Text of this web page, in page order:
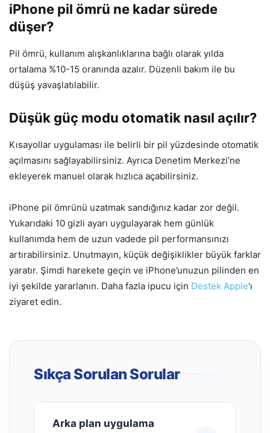
iPhone pil ömrü ne kadar sürede
düşer?
Pil ömrü, kullanım alışkanlıklarına bağlı olarak yılda
ortalama %10-15 oranında azalır. Düzenli bakım ile bu
düşüş yavaşlatılabilir.
Düşük güç modu otomatik nasıl açılır?
Kısayollar uygulaması ile belirli bir pil yüzdesinde otomatik
açılmasını sağlayabilirsiniz. Ayrıca Denetim Merkezi’ne
ekleyerek manuel olarak hızlıca açabilirsiniz.
iPhone pil ömrünü uzatmak sandığınız kadar zor değil.
Yukarıdaki 10 gizli ayarı uygulayarak hem günlük
kullanımda hem de uzun vadede pil performansınızı
artırabilirsiniz. Unutmayın, küçük değişiklikler büyük farklar
yaratır. Şimdi harekete geçin ve iPhone’unuzun pilinden en
iyi şekilde yararlanın. Daha fazla ipucu için Destek Apple‘ı
ziyaret edin.
Sıkça Sorulan Sorular
Arka plan uygulama